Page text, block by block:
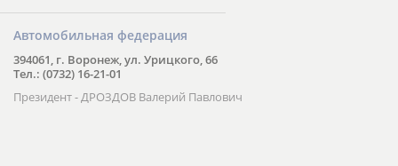
Автомобильная федерация
394061, г. Воронеж, ул. Урицкого, 66
Тел.: (0732) 16-21-01
Президент - ДРОЗДОВ Валерий Павлович